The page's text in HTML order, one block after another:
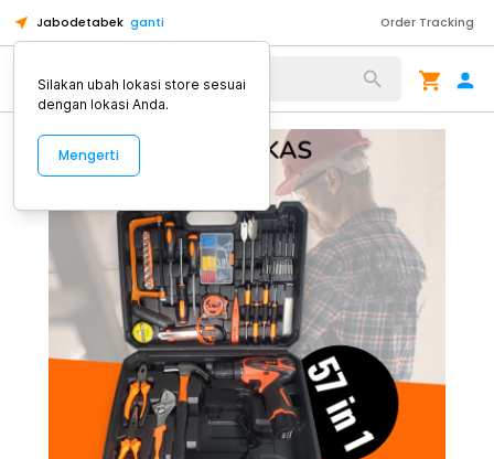
Jabodetabek ganti Order Tracking
Alat Kopi
Silakan ubah lokasi store sesuai
dengan lokasi Anda.
Mengerti